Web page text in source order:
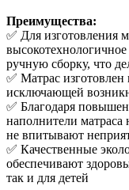
Преимущества:
✅ Для изготовления
ручную сборку, что
✅ Матрас
исключающей
✅ Благодаря
наполнители
не впитывают
✅ Качественные
обеспечивают
так и для детей